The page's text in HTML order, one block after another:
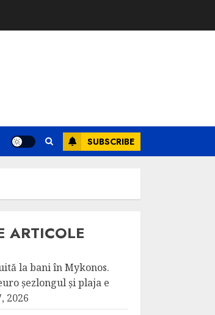
SUBSCRIBE
ARTICOLE
la bani în Mykonos.
șezlongul și plaja e
2026